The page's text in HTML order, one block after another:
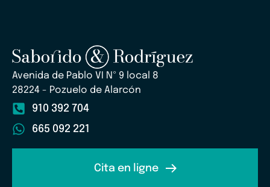
Avenida de Pablo VI Nº 9 local 8
28224 - Pozuelo de Alarcón
910 392 704
665 092 221
Cita en ligne